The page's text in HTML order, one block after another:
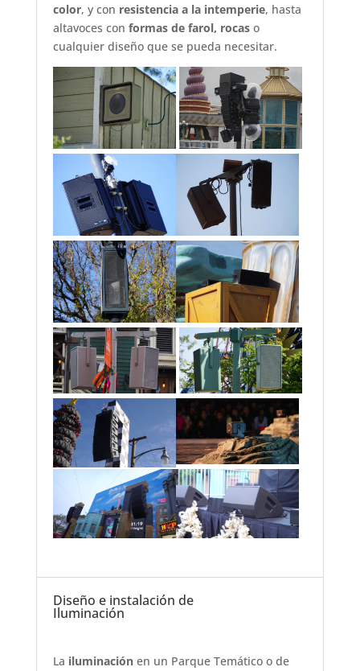
color, y con resistencia a la intemperie, hasta
altavoces con formas de farol, rocaso
cualquier diseño que se pueda necesitar.
Diseño e instalación de
Iluminación
La iluminaciónen un Parque Temático o de